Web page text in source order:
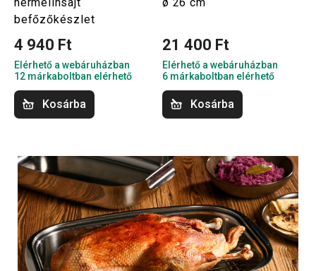
befőzőkészlet
4 940 Ft
Elérhető a webáruházban
12 márkaboltban elérhető
Kosárba
21 400 Ft
Elérhető a webáruházban
6 márkaboltban elérhető
Kosárba